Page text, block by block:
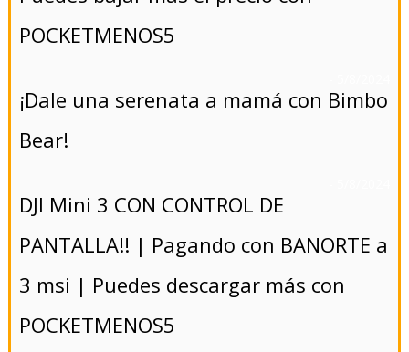
POCKETMENOS5
¡Dale una serenata a mamá con Bimbo
Bear!
DJI Mini 3 CON CONTROL DE
PANTALLA!! | Pagando con BANORTE a
3 msi | Puedes descargar más con
POCKETMENOS5